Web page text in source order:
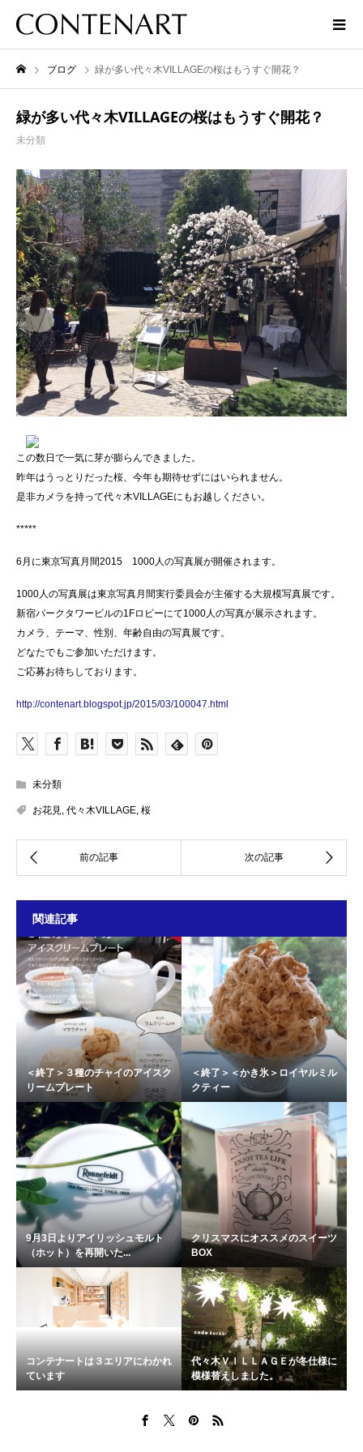
ブログ 緑が多い代々木VILLAGEの桜はもうすぐ開花？
緑が多い代々木VILLAGEの桜はもうすぐ開花？
未分類
この数日で一気に芽が膨らんできました。
昨年はうっとりだった桜、今年も期待せずにはいられません。
是非カメラを持って代々木VILLAGEにもお越しください。
*****
6月に東京写真月間2015 1000人の写真展が開催されます。
1000人の写真展は東京写真月間実行委員会が主催する大規模写真展です。
新宿パークタワービルの1Fロビーにて1000人の写真が展示されます。
カメラ、テーマ、性別、年齢自由の写真展です。
どなたでもご参加いただけます。
ご応募お待ちしております。
http://contenart.blogspot.jp/2015/03/100047.html
未分類
お花見 代々木VILLAGE 桜
関連記事
＜終了＞３種のチャイのアイスク
リームプレート
＜終了＞＜かき氷＞ロイヤルミル
クティー
9月3日よりアイリッシュモルト
（ホット）を再開いた...
クリスマスにオススメのスイーツ
BOX
コンテナートは３エリアにわかれ
ています
代々木ＶＩＬＬＡＧＥが冬仕様に
模様替えしました。